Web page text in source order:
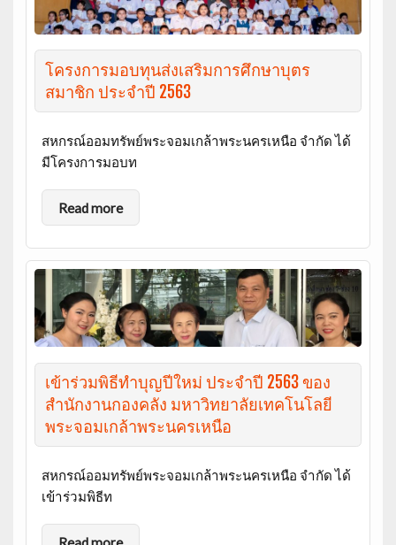
โครงการมอบทุนส่งเสริมการศึกษาบุตร
สมาชิก ประจำปี 2563
สหกรณ์ออมทรัพย์พระจอมเกล้าพระนครเหนือ จำกัด ได้
มีโครงการมอบท
Read more
เข้าร่วมพิธีทำบุญปีใหม่ ประจำปี 2563 ของ
สำนักงานกองคลัง มหาวิทยาลัยเทคโนโลยี
พระจอมเกล้าพระนครเหนือ
สหกรณ์ออมทรัพย์พระจอมเกล้าพระนครเหนือ จำกัด ได้
เข้าร่วมพิธีท